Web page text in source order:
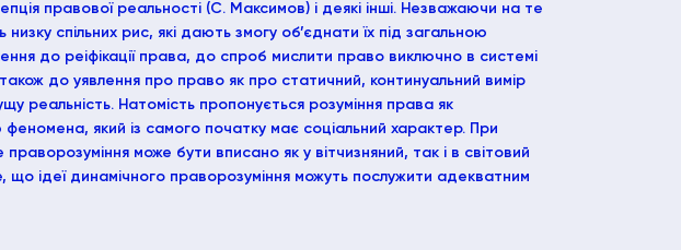
правової реальності (С. Максимов) і деякі інші. Незважаючи на те
спільних рис, які дають змогу об’єднати їх під загальною
до реіфікації права, до спроб мислити право виключно в системі
до уявлення про право як про статичний, континуальний вимір
реальність. Натомість пропонується розуміння права як
який із самого початку має соціальний характер. При
може бути вписано як у вітчизняний, так і в світовий
ідеї динамічного праворозуміння можуть послужити адекватним